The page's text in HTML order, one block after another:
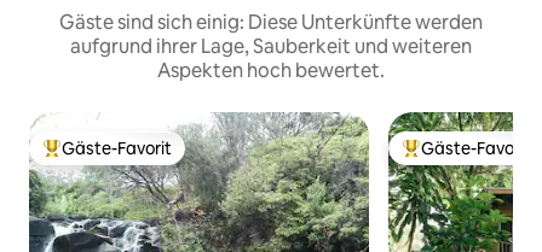
Gäste sind sich einig: Diese Unterkünfte werden
aufgrund ihrer Lage, Sauberkeit und weiteren
Aspekten hoch bewertet.
Beliebter Gäste-Favorit.
Gäste-Favorit Beliebter Gäste-
Gäste-Favorit